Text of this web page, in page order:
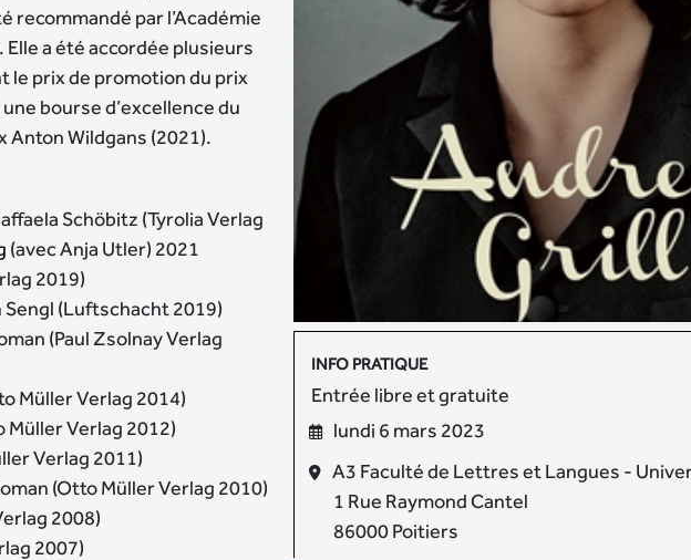
INFO PRATIQUE
Entrée libre et gratuite
lundi 6 mars 2023
A3 Faculté de Lettres et Langues -
1 Rue Raymond Cantel
86000 Poitiers
recommandé par l’Académie
a été accordée plusieurs
le prix de promotion du prix
bourse d’excellence du
Anton Wildgans (2021).
Schöbitz (Tyrolia Verlag
(avec Anja Utler) 2021
2019)
(Luftschacht 2019)
(Paul Zsolnay Verlag
Müller Verlag 2014)
Müller Verlag 2012)
Verlag 2011)
(Otto Müller Verlag 2010)
2008)
2007)